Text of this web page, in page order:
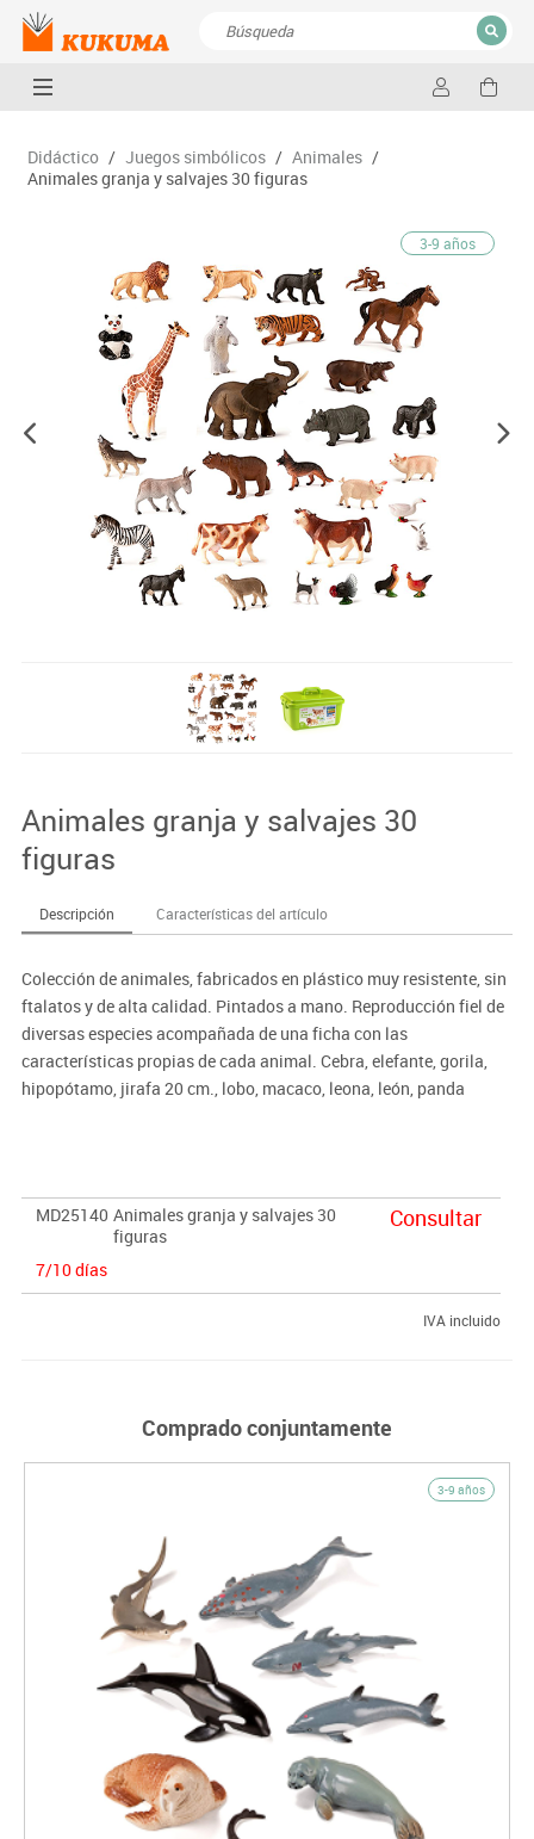
CERRAR
Didáctico / Juegos simbólicos / Animales /
Animales granja y salvajes 30 figuras
3-9 años
Animales granja y salvajes 30
figuras
Descripción Características del artículo
Colección de animales, fabricados en plástico muy resistente, sin
ftalatos y de alta calidad. Pintados a mano. Reproducción fiel de
diversas especies acompañada de una ficha con las
características propias de cada animal. Cebra, elefante, gorila,
hipopótamo, jirafa 20 cm., lobo, macaco, leona, león, panda
MD25140 Animales granja y salvajes 30
figuras
7/10 días
Consultar
IVA incluido
Comprado conjuntamente
3-9 años